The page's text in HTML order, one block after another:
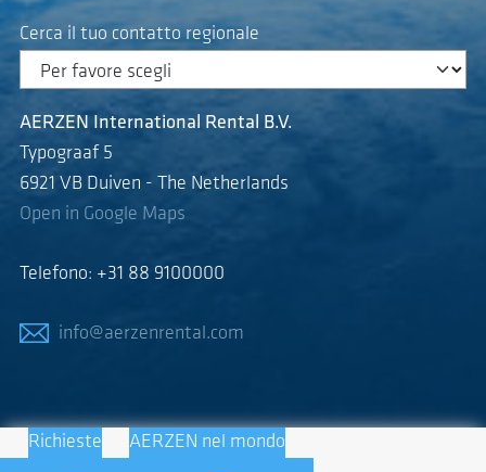
Cerca il tuo contatto regionale
AERZEN International Rental B.V.
Typograaf 5
6921 VB Duiven - The Netherlands
Open in Google Maps
Telefono: +31 88 9100000
info@aerzenrental.com
Richieste AERZEN nel mondo